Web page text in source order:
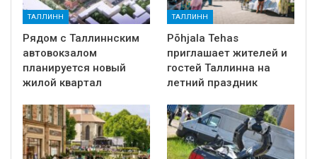
ТАЛЛИНН
Рядом с Таллиннским
автовокзалом
планируется новый
жилой квартал
ТАЛЛИНН
Põhjala Tehas
приглашает жителей и
гостей Таллинна на
летний праздник